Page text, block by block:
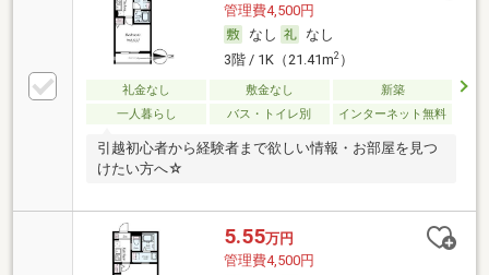
管理費4,500円
なし
なし
3階 / 1K（21.41m2）
礼金なし 敷金なし
新築
一人暮らし
バス・トイレ別 インターネット無料
引越初心者から経験者まで欲しい情報・お部屋を見つ
けたい方へ☆
5.55万円
管理費4,500円